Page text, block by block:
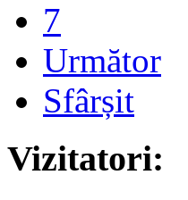
7
Următor
Sfârșit
Vizitatori: